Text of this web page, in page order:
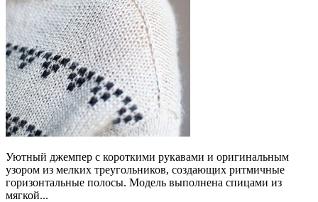
Уютный джемпер с короткими рукавами и оригинальным
узором из мелких треугольников, создающих ритмичные
горизонтальные полосы. Модель выполнена спицами из
мягкой...